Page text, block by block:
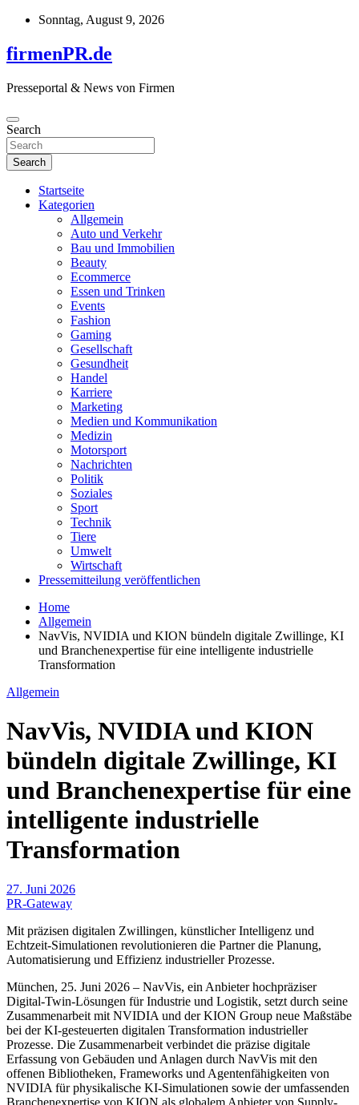
Skip
content
Sonntag, August 9, 2026
firmenPR.de
Presseportal & News von Firmen
Search
Search
Startseite
Kategorien
Allgemein
Auto und Verkehr
Bau und Immobilien
Beauty
Ecommerce
Essen und Trinken
Events
Fashion
Gaming
Gesellschaft
Gesundheit
Handel
Karriere
Marketing
Medien und Kommunikation
Medizin
Motorsport
Nachrichten
Politik
Soziales
Sport
Technik
Tiere
Umwelt
Wirtschaft
Pressemitteilung veröffentlichen
Home
Allgemein
NavVis, NVIDIA und KION bündeln digitale Zwillinge, KI
und Branchenexpertise für eine intelligente industrielle
Transformation
Allgemein
NavVis, NVIDIA und KION
bündeln digitale Zwillinge, KI
und Branchenexpertise für eine
intelligente industrielle
Transformation
27. Juni 2026
PR-Gateway
Mit präzisen digitalen Zwillingen, künstlicher Intelligenz und
Echtzeit-Simulationen revolutionieren die Partner die Planung,
Automatisierung und Effizienz industrieller Prozesse.
München, 25. Juni 2026 – NavVis, ein Anbieter hochpräziser
Digital-Twin-Lösungen für Industrie und Logistik, setzt durch seine
Zusammenarbeit mit NVIDIA und der KION Group neue Maßstäbe
bei der KI-gesteuerten digitalen Transformation industrieller
Prozesse. Die Zusammenarbeit verbindet die präzise digitale
Erfassung von Gebäuden und Anlagen durch NavVis mit den
offenen Bibliotheken, Frameworks und Agentenfähigkeiten von
NVIDIA für physikalische KI-Simulationen sowie der umfassenden
Branchenexpertise von KION als globalem Anbieter von Supply-